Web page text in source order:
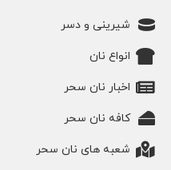
شیرینی و دسر
انواع نان
اخبار نان سحر
کافه نان سحر
شعبه های نان سحر